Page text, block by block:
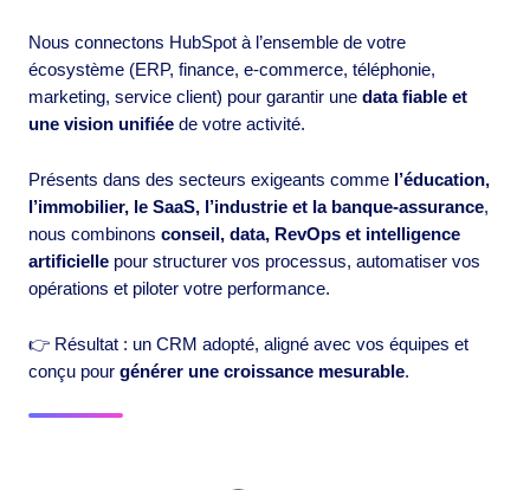
Nous connectons HubSpot à l’ensemble de votre
écosystème (ERP, finance, e-commerce, téléphonie,
marketing, service client) pour garantir une data fiable et
une vision unifiée de votre activité.
Présents dans des secteurs exigeants comme l’éducation,
l’immobilier, le SaaS, l’industrie et la banque-assurance,
nous combinons conseil, data, RevOps et intelligence
artificielle pour structurer vos processus, automatiser vos
opérations et piloter votre performance.
👉 Résultat : un CRM adopté, aligné avec vos équipes et
conçu pour générer une croissance mesurable.